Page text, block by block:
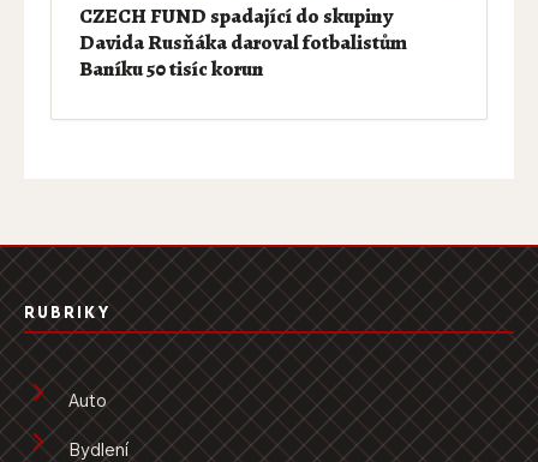
CZECH FUND spadající do skupiny
Davida Rusňáka daroval fotbalistům
Baníku 50 tisíc korun
RUBRIKY
Auto
Bydlení